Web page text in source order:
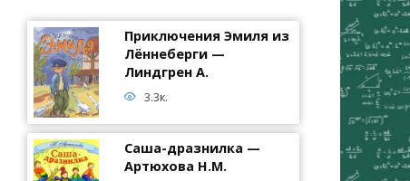
Приключения Эмиля из
Лённеберги —
Линдгрен А.
3.3к.
Саша-дразнилка —
Артюхова Н.М.